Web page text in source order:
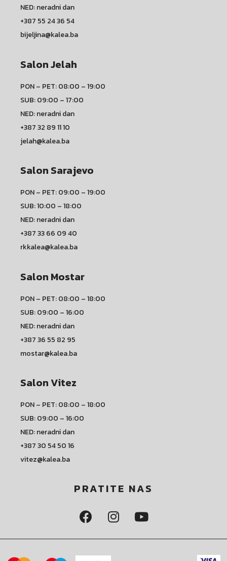
NED: neradni dan
+387 55 24 36 54
bijeljina@kalea.ba
Salon Jelah
PON – PET: 08:00 – 19:00
SUB: 09:00 – 17:00
NED: neradni dan
+387 32 89 11 10
jelah@kalea.ba
Salon Sarajevo
PON – PET: 09:00 – 19:00
SUB: 10:00 – 18:00
NED: neradni dan
+387 33 66 09 40
rkkalea@kalea.ba
Salon Mostar
PON – PET: 08:00 – 18:00
SUB: 09:00 – 16:00
NED: neradni dan
+387 36 55 82 95
mostar@kalea.ba
Salon Vitez
PON – PET: 08:00 – 18:00
SUB: 09:00 – 16:00
NED: neradni dan
+387 30 54 50 16
vitez@kalea.ba
PRATITE NAS